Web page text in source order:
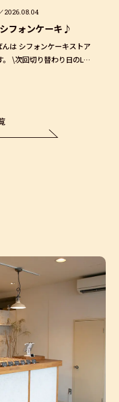
2026.08.04
フォンケーキ♪
は シフォンケーキストア
。 \次回切り替わり日のL…